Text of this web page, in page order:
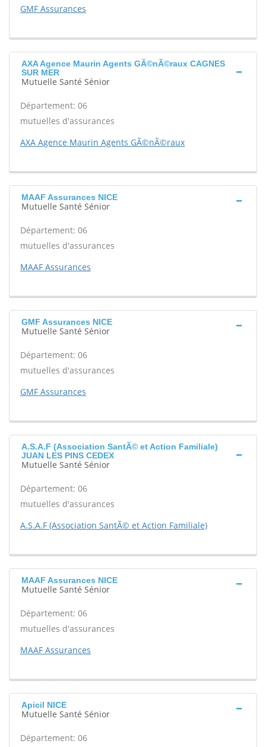
GMF Assurances
AXA Agence Maurin Agents GÃ©nÃ©raux CAGNES
SUR MER
Mutuelle Santé Sénior
Département: 06
mutuelles d'assurances
AXA Agence Maurin Agents GÃ©nÃ©raux
MAAF Assurances NICE
Mutuelle Santé Sénior
Département: 06
mutuelles d'assurances
MAAF Assurances
GMF Assurances NICE
Mutuelle Santé Sénior
Département: 06
mutuelles d'assurances
GMF Assurances
A.S.A.F (Association SantÃ© et Action Familiale)
JUAN LES PINS CEDEX
Mutuelle Santé Sénior
Département: 06
mutuelles d'assurances
A.S.A.F (Association SantÃ© et Action Familiale)
MAAF Assurances NICE
Mutuelle Santé Sénior
Département: 06
mutuelles d'assurances
MAAF Assurances
Apicil NICE
Mutuelle Santé Sénior
Département: 06